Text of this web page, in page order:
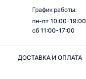
График работы:
пн-пт 10:00-19:00
сб 11:00-17:00
ДОСТАВКА И ОПЛАТА